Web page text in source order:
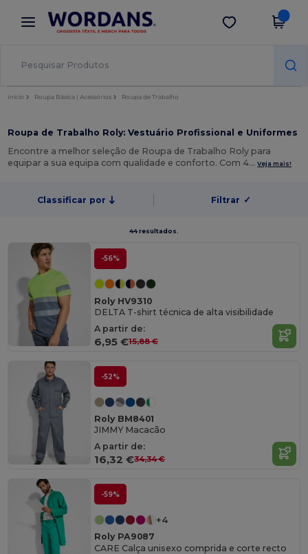
× App Wordans
Melhores preços na app!
Obter app
Início Roupa Básica | Acessórios Roupa de Trabalho
Roupa de Trabalho Roly: Vestuário Profissional e Uniformes
Encontre a melhor seleção de Roupa de Trabalho Roly para
equipar a sua equipa com qualidade e conforto. Com 4…Veja mais!
Classificar por Filtrar ✓
44 resultados.
-56%
Roly HV9310
DELTA T-shirt técnica de alta visibilidade
A partir de:
6,95 €15,88 €
-52%
Roly BM8401
JIMMY Macacão
A partir de:
16,32 €34,34 €
-59%
+4
Roly PA9087
CARE Calça unisexo comprida e corte recto